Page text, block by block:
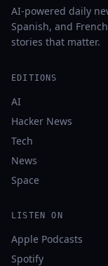
AI-powered daily
Spanish, and
stories that matter.
EDITIONS
AI
Hacker News
Tech
News
Space
LISTEN ON
Apple Podcasts
Spotify